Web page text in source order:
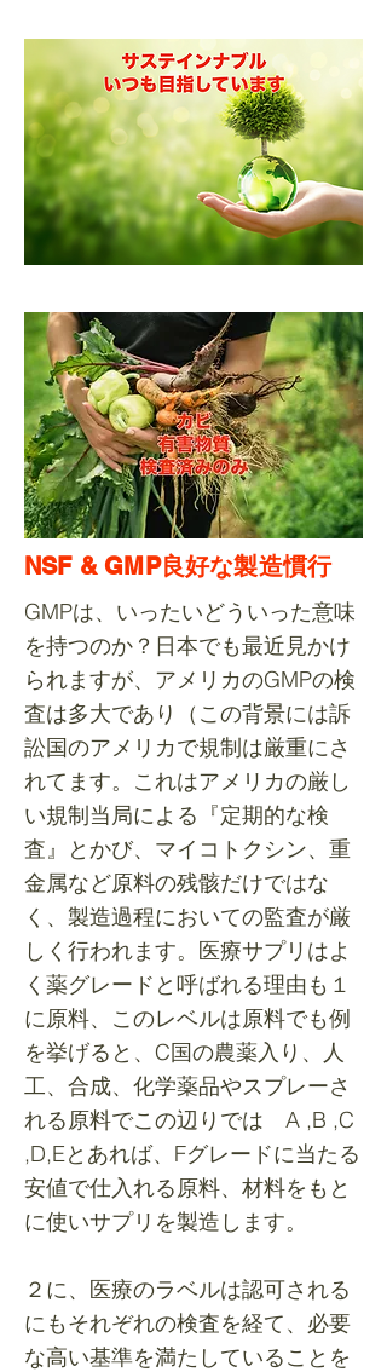
NSF & GMP良好な製造慣行
GMPは、いったいどういった意味
を持つのか？日本でも最近見かけ
られますが、アメリカのGMPの検
査は多大であり（この背景には訴
訟国のアメリカで規制は厳重にさ
れてます。これはアメリカの厳し
い規制当局による『定期的な検
査』とかび、マイコトクシン、重
金属など原料の残骸だけではな
く、製造過程においての監査が厳
しく行われます。医療サプリはよ
く薬グレードと呼ばれる理由も１
に原料、このレベルは原料でも例
を挙げると、C国の農薬入り、人
工、合成、化学薬品やスプレーさ
れる原料でこの辺りでは A ,B ,C
,D,Eとあれば、Fグレードに当たる
安値で仕入れる原料、材料をもと
に使いサプリを製造します。
２に、医療のラベルは認可される
にもそれぞれの検査を経て、必要
な高い基準を満たしていることを